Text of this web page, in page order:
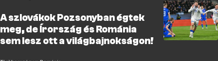
A szlovákok Pozsonyban égtek
meg, de Írország és Románia
sem lesz ott a világbajnokságon!